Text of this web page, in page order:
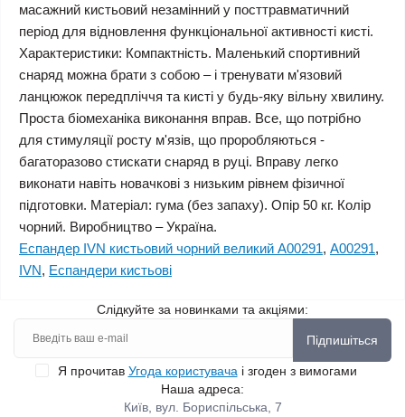
масажний кистьовий незамінний у посттравматичний
період для відновлення функціональної активності кисті.
Характеристики: Компактність. Маленький спортивний
снаряд можна брати з собою – і тренувати м'язовий
ланцюжок передпліччя та кисті у будь-яку вільну хвилину.
Проста біомеханіка виконання вправ. Все, що потрібно
для стимуляції росту м'язів, що проробляються -
багаторазово стискати снаряд в руці. Вправу легко
виконати навіть новачкові з низьким рівнем фізичної
підготовки. Матеріал: гума (без запаху). Опір 50 кг. Колір
чорний. Виробництво – Україна.
Еспандер IVN кистьовий чорний великий А00291, А00291,
IVN, Еспандери кистьові
Слідкуйте за новинками та акціями:
Підпишіться
Я прочитав Угода користувача і згоден з вимогами
Наша адреса:
Київ, вул. Бориспільська, 7